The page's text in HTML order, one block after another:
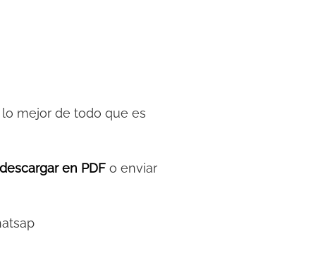
lo mejor de todo que es
descargar en PDF o enviar